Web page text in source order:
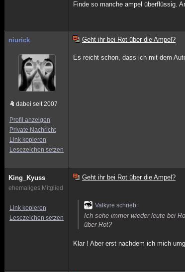
Finde so manche ampel überflüssig.
niurick
dabei seit 2007
Profil anzeigen
Private Nachricht
Link kopieren
Lesezeichen setzen
Geht ihr bei Rot über die Ampel?
Es reicht schon, dass ich mit dem
King_Kyuss
ehemaliges Mitglied
Link kopieren
Lesezeichen setzen
Geht ihr bei Rot über die Ampel?
Valkyre schrieb:
Ich sehe immer wieder leute bei
über Rot?
Klar ! Aber erst nachdem ich mich